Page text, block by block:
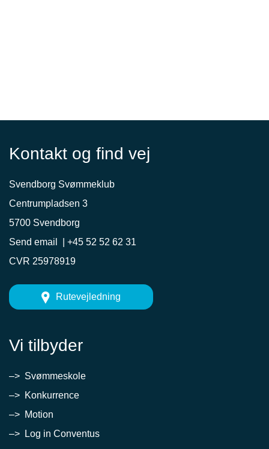
Kontakt og find vej
Svendborg Svømmeklub
Centrumpladsen 3
5700 Svendborg
Send email
+45 52 52 62 31
CVR 25978919
Rutevejledning
Vi tilbyder
–> Svømmeskole
–> Konkurrence
–> Motion
–> Log in Conventus